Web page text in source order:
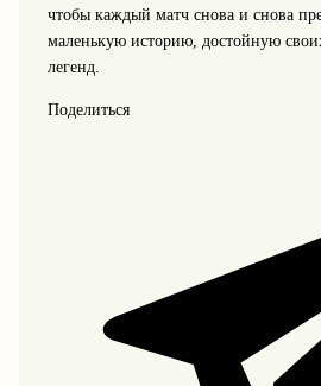
чтобы каждый матч снова и снова
маленькую историю, достойную
легенд.
Поделиться